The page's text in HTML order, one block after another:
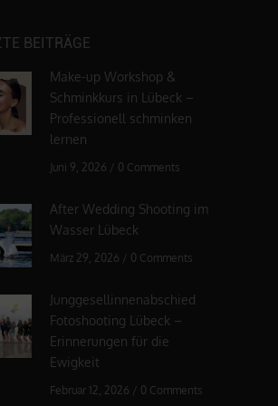
BEITRÄGE
Make-up Workshop &
Schminkkurs in Lübeck –
Professionell schminken
lernen
Juni 9, 2026 / 0 Comments
After Wedding Shooting im
Wasser Lübeck
März 29, 2026 / 0 Comments
Junggesellinnenabschied
Fotoshooting Lübeck –
Erinnerungen für die
Ewigkeit
Februar 12, 2026 / 0 Comments